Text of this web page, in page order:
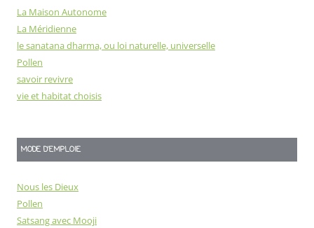
La Maison Autonome
La Méridienne
le sanatana dharma, ou loi naturelle, universelle
Pollen
savoir revivre
vie et habitat choisis
MODE D'EMPLOIE
Nous les Dieux
Pollen
Satsang avec Mooji